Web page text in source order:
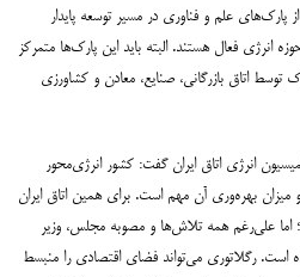
علم و فناوری در مسیر توسعه پایدار
فعال هستند. البته باید این پارک‌ها متمرکز
اتاق بازرگانی، صنایع، معادن و کشاورزی
انرژی اتاق ایران گفت: کشور انرژی‌محور
بهره‌وری آن مهم است. برای همین اتاق ایران
علی‌رغم همه تلاش‌ها و مصوبه مجلس، وزیر
است. رگلاتوری می‌تواند فضای اقتصادی را منبسط